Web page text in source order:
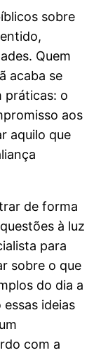
sobre
Quem
acaba se
práticas: o
aos
aquilo que
de forma
à luz
para
sobre o que
do dia a
ideias
com a